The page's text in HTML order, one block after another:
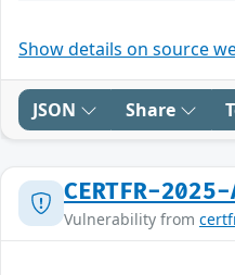
Show details on source
JSON Share
CERTFR-
Vulnerability from